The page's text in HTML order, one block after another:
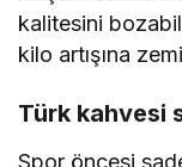
kalitesini
kilo artışına
Türk kahvesi
Spor öncesi